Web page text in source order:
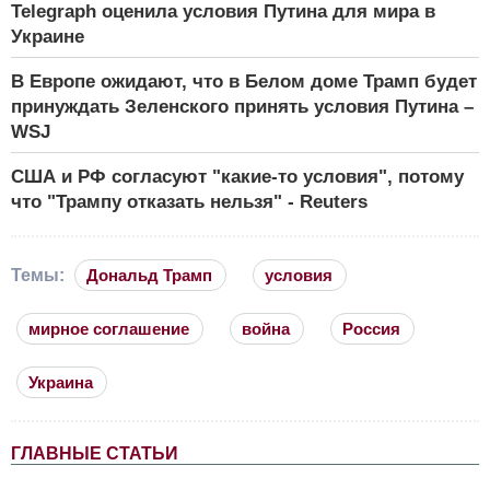
Telegraph оценила условия Путина для мира в
Украине
В Европе ожидают, что в Белом доме Трамп будет
принуждать Зеленского принять условия Путина –
WSJ
США и РФ согласуют "какие-то условия", потому
что "Трампу отказать нельзя" - Reuters
Темы: Дональд Трамп условия
мирное соглашение война Россия
Украина
ГЛАВНЫЕ СТАТЬИ